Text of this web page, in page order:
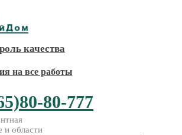
качества
на все работы
80-777
и области